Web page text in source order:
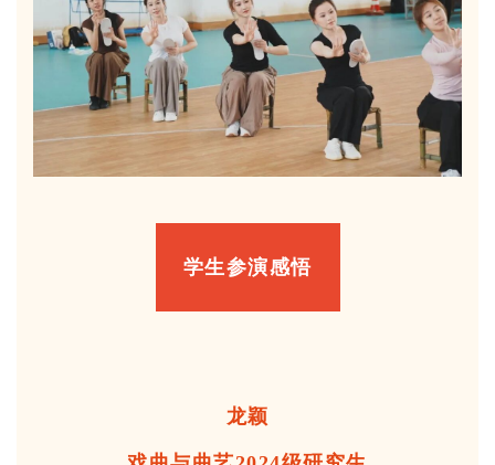
学生参演感悟
龙颖